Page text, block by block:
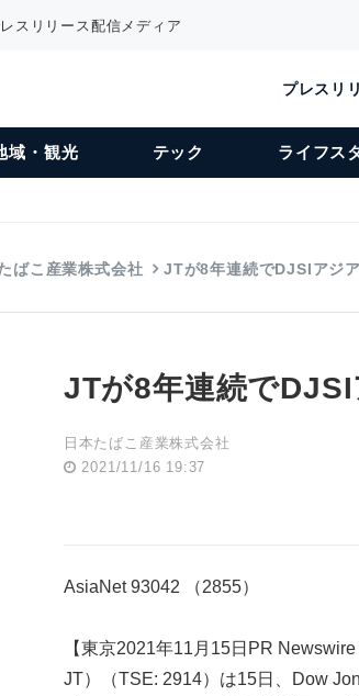
スリリース配信メディア
プレスリ
域・観光 テック ライフス
ばこ産業株式会社 JTが8年連続でDJSIアジ
JTが8年連続で
日本たばこ産業株式会社
2021/11/16 19:37
AsiaNet 93042 （2855）
【東京2021年11月15日PR
JT）（TSE: 2914）は15日、Dow